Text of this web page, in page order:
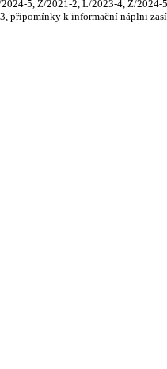
5, Z/2021-2, L/2023-4, Z/
připomínky k informační náplni